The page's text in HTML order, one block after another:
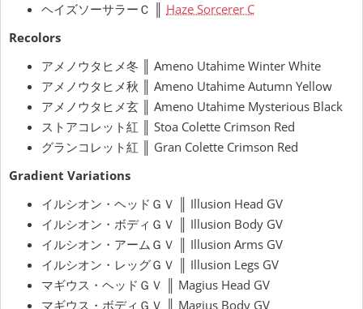
ヘイズソーサラーＣ ║ Haze Sorcerer C
Recolors
アメノウタヒメ冬 ║ Ameno Utahime Winter White
アメノウタヒメ秋 ║ Ameno Utahime Autumn Yellow
アメノウタヒメ玄 ║ Ameno Utahime Mysterious Black
ストアコレット紅 ║ Stoa Colette Crimson Red
グランコレット紅 ║ Gran Colette Crimson Red
Gradient Variations
イルシオン・ヘッドＧＶ ║ Illusion Head GV
イルシオン・ボディＧＶ ║ Illusion Body GV
イルシオン・アームＧＶ ║ Illusion Arms GV
イルシオン・レッグＧＶ ║ Illusion Legs GV
マギウス・ヘッドＧＶ ║ Magius Head GV
マギウス・ボディＧＶ ║ Magius Body GV